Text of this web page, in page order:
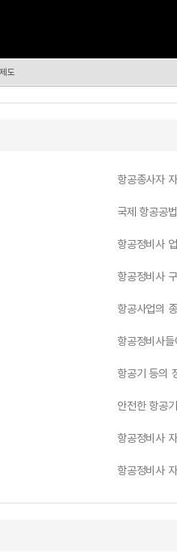
도
항공종사자
국제 항공공
항공정비사
항공정비사
항공사업의
항공정비사
항공기 등의
안전한 항공
항공정비사
항공정비사